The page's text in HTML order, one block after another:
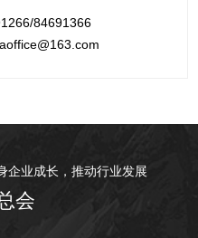
84691366
企业成长，推动行业发展
会